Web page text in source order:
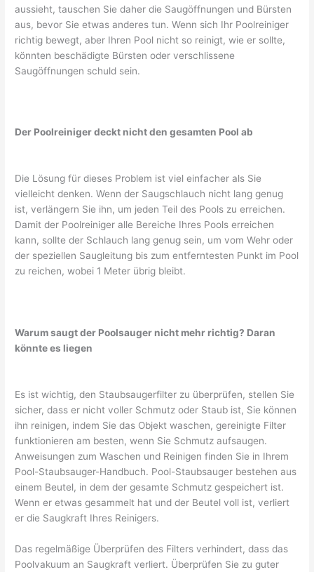
aussieht, tauschen Sie daher die Saugöffnungen und Bürsten
aus, bevor Sie etwas anderes tun. Wenn sich Ihr Poolreiniger
richtig bewegt, aber Ihren Pool nicht so reinigt, wie er sollte,
könnten beschädigte Bürsten oder verschlissene
Saugöffnungen schuld sein.
Der Poolreiniger deckt nicht den gesamten Pool ab
Die Lösung für dieses Problem ist viel einfacher als Sie
vielleicht denken. Wenn der Saugschlauch nicht lang genug
ist, verlängern Sie ihn, um jeden Teil des Pools zu erreichen.
Damit der Poolreiniger alle Bereiche Ihres Pools erreichen
kann, sollte der Schlauch lang genug sein, um vom Wehr oder
der speziellen Saugleitung bis zum entferntesten Punkt im Pool
zu reichen, wobei 1 Meter übrig bleibt.
Warum saugt der Poolsauger nicht mehr richtig? Daran
könnte es liegen
Es ist wichtig, den Staubsaugerfilter zu überprüfen, stellen Sie
sicher, dass er nicht voller Schmutz oder Staub ist, Sie können
ihn reinigen, indem Sie das Objekt waschen, gereinigte Filter
funktionieren am besten, wenn Sie Schmutz aufsaugen.
Anweisungen zum Waschen und Reinigen finden Sie in Ihrem
Pool-Staubsauger-Handbuch. Pool-Staubsauger bestehen aus
einem Beutel, in dem der gesamte Schmutz gespeichert ist.
Wenn er etwas gesammelt hat und der Beutel voll ist, verliert
er die Saugkraft Ihres Reinigers.
Das regelmäßige Überprüfen des Filters verhindert, dass das
Poolvakuum an Saugkraft verliert. Überprüfen Sie zu guter